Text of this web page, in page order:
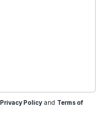
Privacy Policy and Terms of